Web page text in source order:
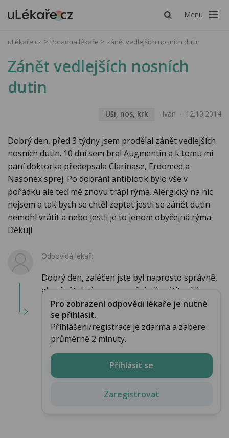
Menu
uLékaře.cz Poradna lékaře zánět vedlejších nosních dutin
Zánět vedlejších nosních
dutin
Uši, nos, krk Ivan 12.10.2014
Dobrý den, před 3 týdny jsem prodělal zánět vedlejších
nosních dutin. 10 dní sem bral Augmentin a k tomu mi
paní doktorka předepsala Clarinase, Erdomed a
Nasonex sprej. Po dobrání antibiotik bylo vše v
pořádku ale teď mě znovu trápí rýma. Alergický na nic
nejsem a tak bych se chtěl zeptat jestli se zánět dutin
nemohl vrátit a nebo jestli je to jenom obyčejná rýma.
Děkuji
Odpovídá lékař:
Dobrý den, zaléčen jste byl naprosto správně,
ale zánět dutin se samozřejmě vrátit může....
Pro zobrazení odpovědi lékaře je nutné
se přihlásit.
Přihlášení/registrace je zdarma a zabere
průměrně 2 minuty.
Přihlásit se
Zaregistrovat